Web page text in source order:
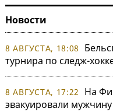
Новости
8 АВГУСТА, 18:08
турнира по следж-
8 АВГУСТА, 17:22
На
эвакуировали